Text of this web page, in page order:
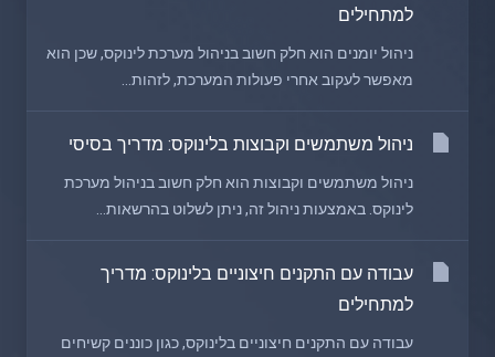
למתחילים
ניהול יומנים הוא חלק חשוב בניהול מערכת לינוקס, שכן הוא
מאפשר לעקוב אחרי פעולות המערכת, לזהות...
ניהול משתמשים וקבוצות בלינוקס: מדריך בסיסי
ניהול משתמשים וקבוצות הוא חלק חשוב בניהול מערכת
לינוקס. באמצעות ניהול זה, ניתן לשלוט בהרשאות...
עבודה עם התקנים חיצוניים בלינוקס: מדריך
למתחילים
עבודה עם התקנים חיצוניים בלינוקס, כגון כוננים קשיחים